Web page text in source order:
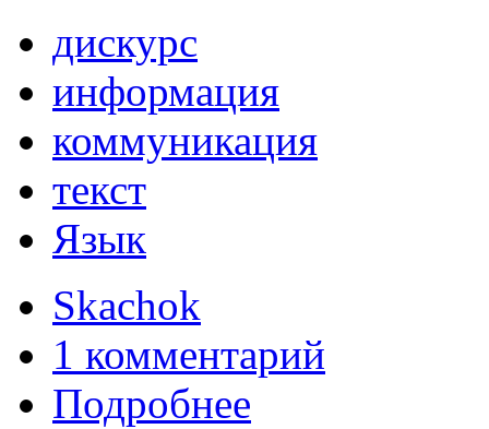
дискурс
информация
коммуникация
текст
Язык
Skachok
1 комментарий
Подробнее